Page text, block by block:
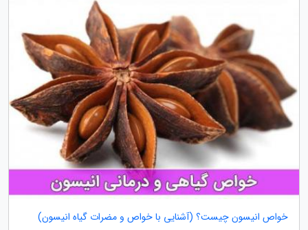
خواص انیسون چیست؟ (آشنایی با خواص و مضرات گیاه انیسون)